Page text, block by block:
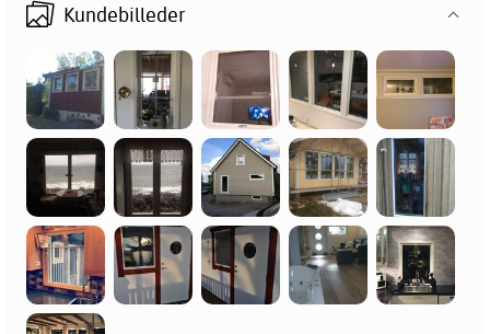
Kundebilleder